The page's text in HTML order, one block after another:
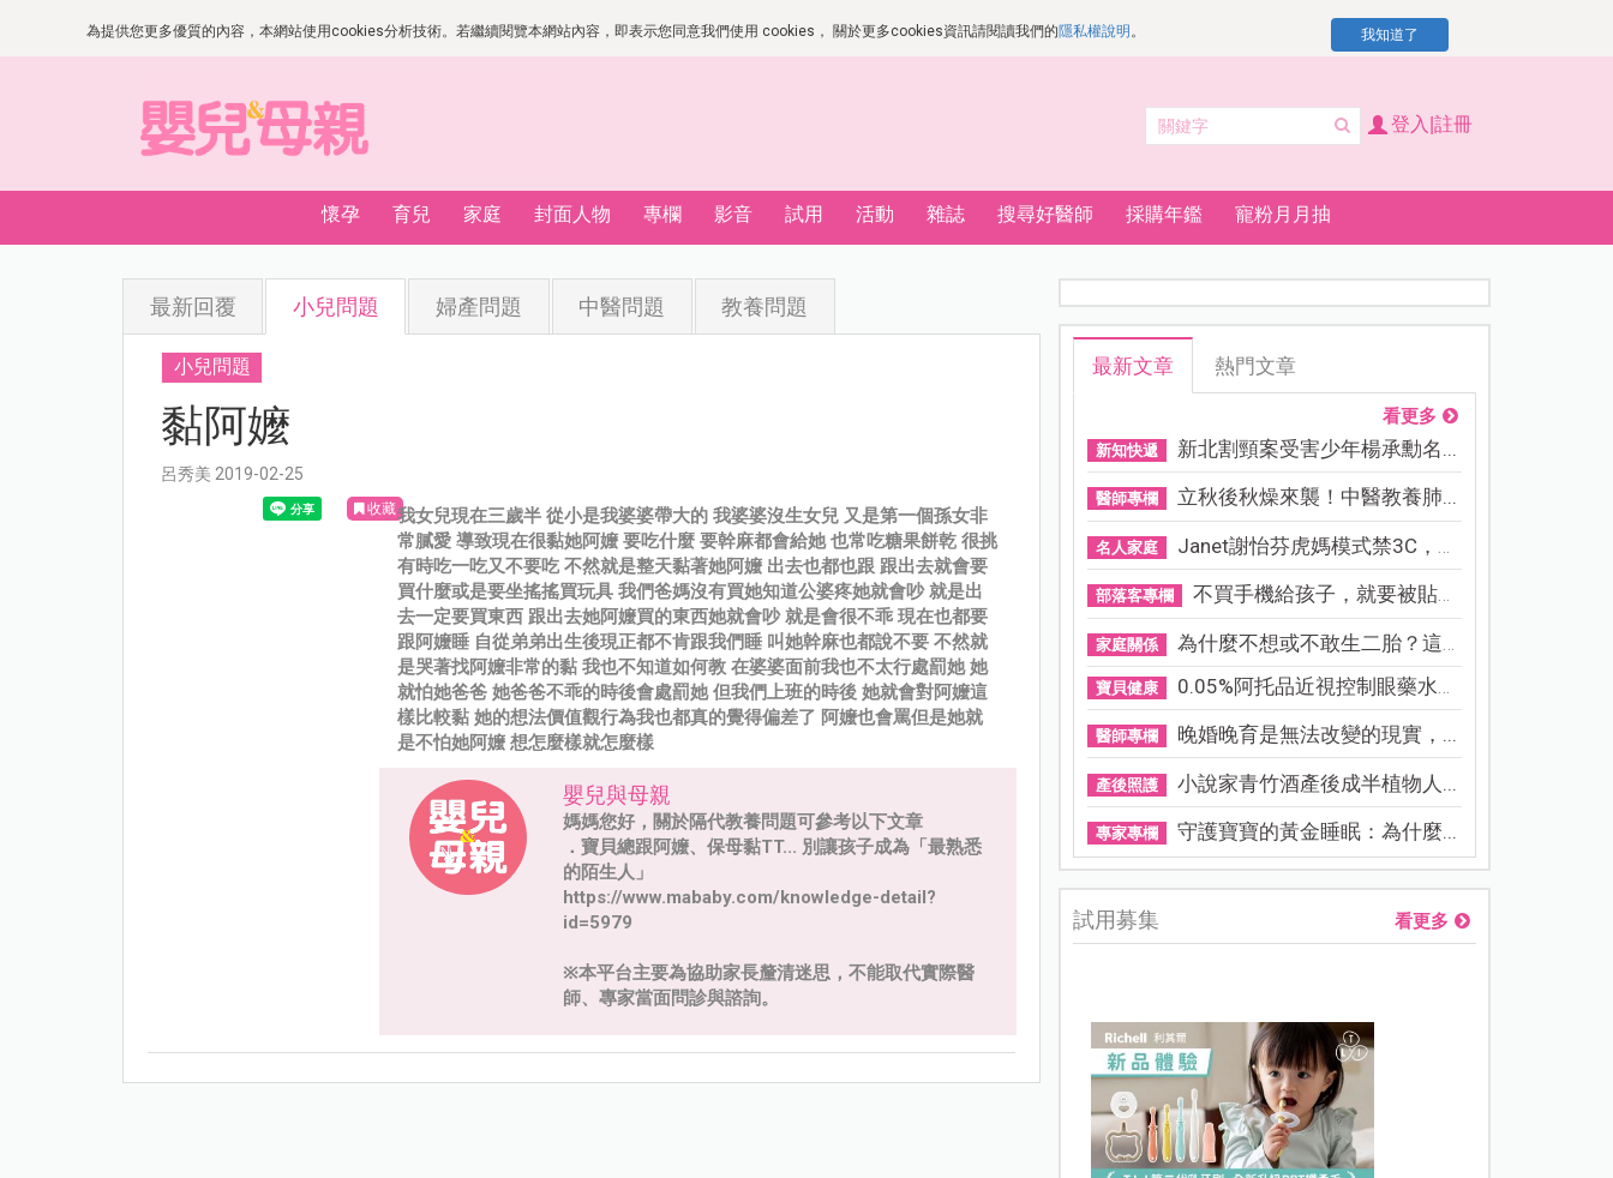
為提供您更多優質的內容，本網站使用cookies分析技術。若繼續閱覽本網站內容，即表示您同意我們使用 cookies， 關於更多cookies資訊請閱讀我們的隱私權說明 。 我知道了
登入|註冊
懷孕 育兒 家庭 封面人物 專欄 影音 試用 活動 雜誌 搜尋好醫師 採購年鑑 寵粉月月抽
最新回覆 小兒問題 婦產問題 中醫問題 教養問題
小兒問題
黏阿嬤
呂秀美 2019-02-25
收藏我女兒現在三歲半 從小是我婆婆帶大的 我婆婆沒生女兒 又是第一個孫女非
常膩愛 導致現在很黏她阿嬤 要吃什麼 要幹麻都會給她 也常吃糖果餅乾 很挑
有時吃一吃又不要吃 不然就是整天黏著她阿嬤 出去也都也跟 跟出去就會要
買什麼或是要坐搖搖買玩具 我們爸媽沒有買她知道公婆疼她就會吵 就是出
去一定要買東西 跟出去她阿嬤買的東西她就會吵 就是會很不乖 現在也都要
跟阿嬤睡 自從弟弟出生後現正都不肯跟我們睡 叫她幹麻也都說不要 不然就
是哭著找阿嬤非常的黏 我也不知道如何教 在婆婆面前我也不太行處罰她 她
就怕她爸爸 她爸爸不乖的時後會處罰她 但我們上班的時後 她就會對阿嬤這
樣比較黏 她的想法價值觀行為我也都真的覺得偏差了 阿嬤也會罵但是她就
是不怕她阿嬤 想怎麼樣就怎麼樣
嬰兒與母親
媽媽您好，關於隔代教養問題可參考以下文章
．寶貝總跟阿嬤、保母黏TT... 別讓孩子成為「最熟悉
的陌生人」
https://www.mababy.com/knowledge-detail?
id=5979
※本平台主要為協助家長釐清迷思，不能取代實際醫
師、專家當面問診與諮詢。
最新文章 熱門文章
看更多
新知快遞 新北割頸案受害少年楊承勳名...
醫師專欄 立秋後秋燥來襲！中醫教養肺...
名人家庭 Janet謝怡芬虎媽模式禁3C，看...
部落客專欄 不買手機給孩子，就要被貼「...
家庭關係 為什麼不想或不敢生二胎？這8...
寶貝健康 0.05%阿托品近視控制眼藥水納...
醫師專欄 晚婚晚育是無法改變的現實，...
產後照護 小說家青竹酒產後成半植物人...
專家專欄 守護寶寶的黃金睡眠：為什麼...
試用募集 看更多